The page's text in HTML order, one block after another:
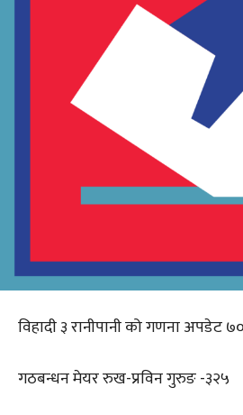
विहादी ३ रानीपानी को गणना अपडेट
गठबन्धन मेयर रुख-प्रविन गुरुङ -३२५